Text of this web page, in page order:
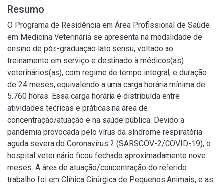
Resumo
O Programa de Residência em Área Profissional de Saúde
em Medicina Veterinária se apresenta na modalidade de
ensino de pós-graduação lato sensu, voltado ao
treinamento em serviço e destinado à médicos(as)
veterinários(as), com regime de tempo integral, e duração
de 24 meses, equivalendo a uma carga horária mínima de
5.760 horas. Essa carga horária é distribuída entre
atividades teóricas e práticas na área de
concentração/atuação e na saúde pública. Devido a
pandemia provocada pelo vírus da síndrome respiratória
aguda severa do Coronavírus 2 (SARSCOV-2/COVID-19), o
hospital veterinário ficou fechado aproximadamente nove
meses. A área de atuação/concentração do referido
trabalho foi em Clínica Cirúrgica de Pequenos Animais, e as